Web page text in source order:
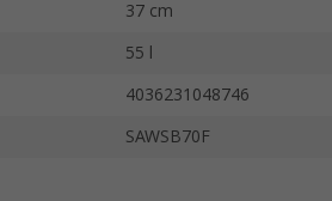
37 cm
55 l
4036231048746
SAWSB70F